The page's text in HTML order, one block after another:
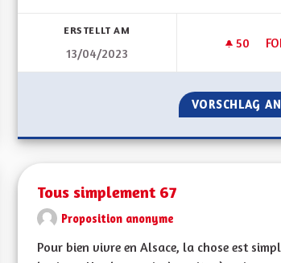
ÉLECTRIQUE
ERSTELLT AM
13/04/2023
50 50
VORSCHLAG
Tous simplement 67
Proposition anonyme
Pour bien vivre en Alsace, la chose est